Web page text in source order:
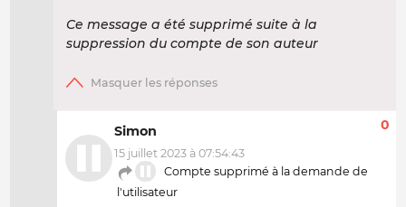
Ce message a été supprimé suite à la
suppression du compte de son auteur
Simon
15 juillet 2023 à 07:54:43
Compte supprimé à la demande de
l'utilisateur
0